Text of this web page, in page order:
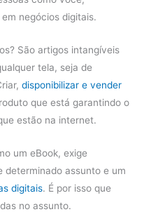
negócios digitais.
São artigos intangíveis
tela, seja de
disponibilizar e vender
que está garantindo o
estão na internet.
um eBook, exige
determinado assunto e um
digitais. É por isso que
no assunto.